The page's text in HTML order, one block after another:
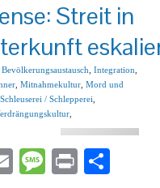
Streit in
Bevölkerungsaustausch Integration
Mitnahmekultur Mord und
Schleuserei / Schlepperei
EmailMessage
Print